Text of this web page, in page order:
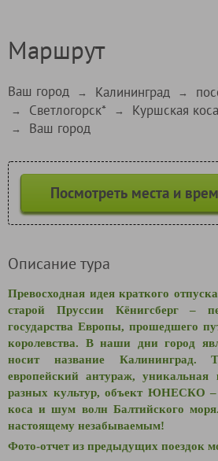
Маршрут
Ваш город → Калининград →
→ Светлогорск* → Куршская коса
→ Ваш город
Посмотреть места и
Описание тура
Превосходная идея краткого
старой Пруссии Кёнигсберг –
государства Европы, прошедшего
королевства. В наши дни город
носит название Калининград.
европейский антураж,
разных культур, объект ЮНЕСКО –
коса и шум волн Балтийского
настоящему незабываемым!
Фото-отчет из предыдущих поездок